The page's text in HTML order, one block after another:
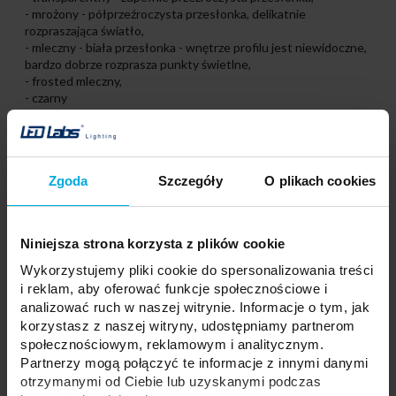
Zgoda Szczegóły O plikach cookies
Niniejsza strona korzysta z plików cookie
Wykorzystujemy pliki cookie do spersonalizowania treści
i reklam, aby oferować funkcje społecznościowe i
analizować ruch w naszej witrynie. Informacje o tym, jak
korzystasz z naszej witryny, udostępniamy partnerom
społecznościowym, reklamowym i analitycznym.
Partnerzy mogą połączyć te informacje z innymi danymi
otrzymanymi od Ciebie lub uzyskanymi podczas
- mrożony - półprzeźroczysta przesłonka, delikatnie
rozpraszająca światło,
- mleczny - biała przesłonka - wnętrze profilu jest niewidoczne,
bardzo dobrze rozprasza punkty świetlne,
- frosted mleczny,
- czarny
Materiał
transparentny PMMA 93%
mrożony PMMA 79%
frosted mleczny PMMA 75%
czarny PMMA 23%
Sposób montażu:
przesłonki montowane są na wcisk od czoła (góry) profilu
Przesłonki sprzedawane w odcinkach*: 1000 mm, 2020 mm,
3000 mm.
Możliwość zakupu dłuższych odcinków po kontakcie z biurem